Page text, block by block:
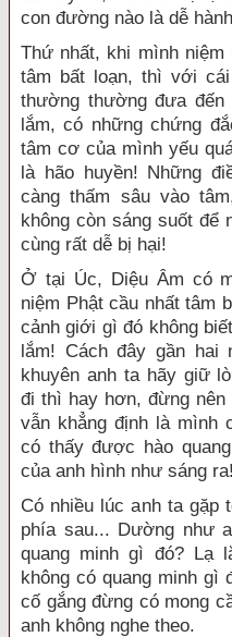
con đường nào là dễ
Thứ nhất, khi mình niệm
tâm bất loạn, thì với
thường thường đưa
lắm, có những chứng
tâm cơ của mình yếu
là hão huyền! Những
càng thấm sâu vào
không còn sáng suốt để
cùng rất dễ bị hại!
Ở tại Úc, Diệu Âm có
niệm Phật cầu nhất tâm
cảnh giới gì đó không
lắm! Cách đây gần hai
khuyên anh ta hãy giữ
đi thì hay hơn, đừng
vẫn khẳng định là mình
có thấy được hào
của anh hình như sáng
Có nhiều lúc anh ta gặp
phía sau... Dường như
quang minh gì đó? Lạ
không có quang minh gì
cố gắng đừng có mong
anh không nghe theo.